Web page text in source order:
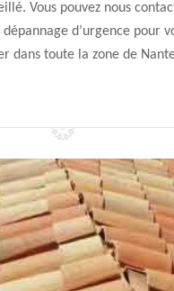
Vous pouvez nous
d’urgence pour
dans toute la zone de